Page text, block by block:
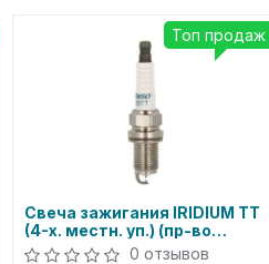
Свеча зажигания IRIDIUM TT
(4-х. местн. уп.) (пр-во
DENSO)
0 отзывов
Топ продаж